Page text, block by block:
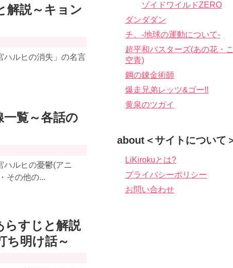
解説～キョン
ハルヒの消失」の名言
覧～各話の
ハルヒの憂鬱(アニ
その他の...
らすじと解説
ち明け話～
ゾイドワイルドZERO
ダンダダン
チ。-地球の運動について-
超平和バスターズ(あの花・
空青)
鋼の錬金術師
爆走兄弟レッツ&ゴー!!
黄泉のツガイ
about＜サイトについて
LiKirokuとは?
プライバシーポリシー
お問い合わせ